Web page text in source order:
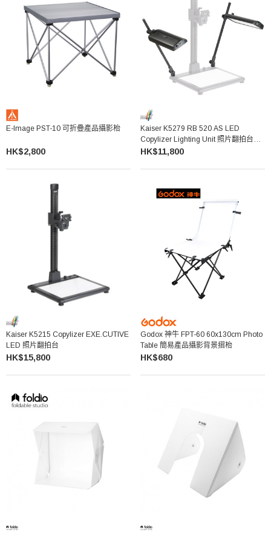
E-Image PST-10 可折疊產品攝影枱
HK$2,800
Kaiser K5279 RB 520 AS LED
Copylizer Lighting Unit 照片翻拍台專
用燈
HK$11,800
Kaiser K5215 Copylizer EXE.CUTIVE
LED 照片翻拍台
HK$15,800
Godox 神牛 FPT-60 60x130cm Photo
Table 簡易產品攝影背景摺枱
HK$680